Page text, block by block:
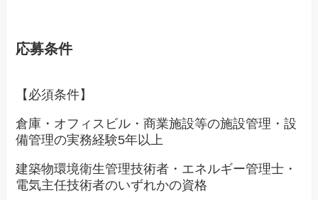
応募条件
【必須条件】
倉庫・オフィスビル・商業施設等の施設管理・設
備管理の実務経験5年以上
建築物環境衛生管理技術者・エネルギー管理士・
電気主任技術者のいずれかの資格